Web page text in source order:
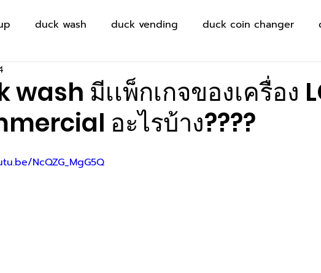
duck wash duck vending duck coin changer
wash มีเเพ็กเกจของเครื่อง
อะไรบ้าง????
NcQZG_MgG5Q